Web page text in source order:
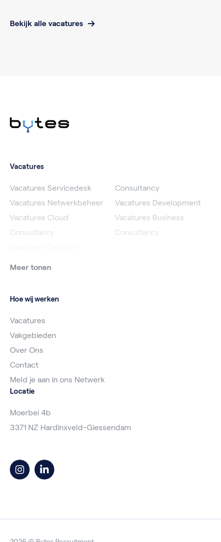
Bekijk alle vacatures
Vacatures
Vacatures Servicedesk
Vacatures Netwerkbeheer
Vacatures Cloud
Consultancy
Consultancy
Vacatures Development
Vacatures Business
Consultancy
Meer tonen
Hoe wij werken
Vacatures
Vakgebieden
Over Ons
Contact
Meld je aan in ons Netwerk
Locatie
Moerbei 4b
3371 NZ Hardinxveld-Giessendam